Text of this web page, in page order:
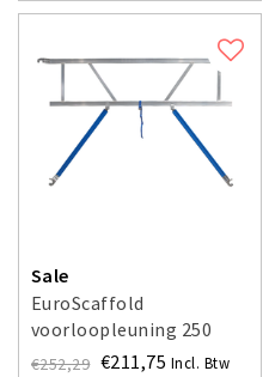
Sale
EuroScaffold
voorloopleuning 250
€252,29 €211,75 Incl. Btw